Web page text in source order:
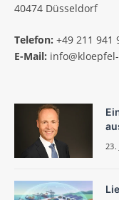
40474 Düsseldorf
Telefon: +49 211 941
E-Mail:
23.